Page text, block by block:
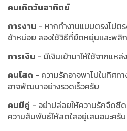
คนเกิดวันอาทิตย์
การงาน - หากทำงานแบบตรงไปตร
ช้าหน่อย ลองใช้วิธีที่ยืดหยุ่นและพลิ
การเงิน - มีเงินเข้ามาให้ใช้จากแห
คนโสด - ความรักอาจพาไปในทิศท
อาจพัฒนาอย่างรวดเร็วครับ
คนมีคู่ - อย่าปล่อยให้ความรักจืดชื
ความสัมพันธ์ให้สดใสอยู่เสมอนะครับ